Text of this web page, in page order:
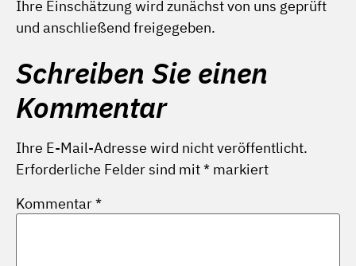
Ihre Einschätzung wird zunächst von uns geprüft
und anschließend freigegeben.
Schreiben Sie einen
Kommentar
Ihre E-Mail-Adresse wird nicht veröffentlicht.
Erforderliche Felder sind mit* markiert
Kommentar*